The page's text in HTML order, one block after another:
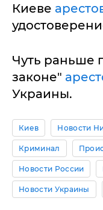
Киеве
Чуть раньше
законе"
Украины.
Киев Новости
Криминал
Новости России
Новости Украины